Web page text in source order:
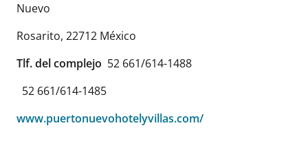
Nuevo
Rosarito, 22712 México
Tlf. del complejo 52 661/614-1488
52 661/614-1485
www.puertonuevohotelyvillas.com/